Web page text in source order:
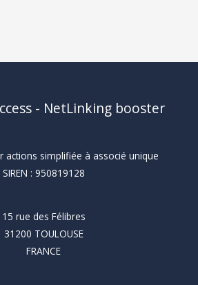
- NetLinking booster
actions simplifiée à associé unique
SIREN : 950819128
15 rue des Félibres
31200 TOULOUSE
FRANCE